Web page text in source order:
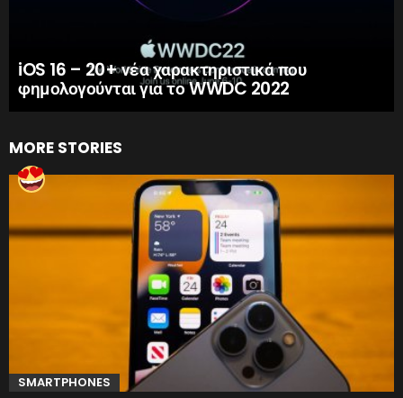
iOS 16 – 20+ νέα χαρακτηριστικά που
φημολογούνται για το WWDC 2022
MORE STORIES
SMARTPHONES